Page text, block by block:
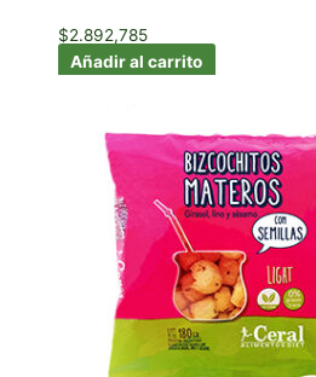
$2.892,785
Añadir al carrito